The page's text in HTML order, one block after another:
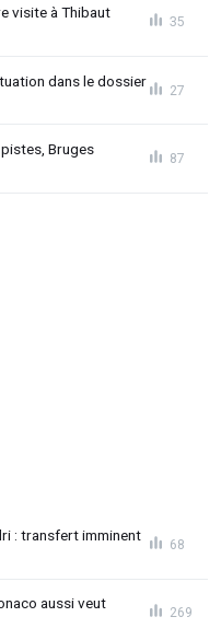
visite à Thibaut
35
dans le dossier
27
Bruges
87
: transfert imminent
68
aussi veut
269